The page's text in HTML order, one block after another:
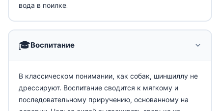
вода в поилке.
🎓Воспитание
В классическом понимании, как собак, шиншиллу не
дрессируют. Воспитание сводится к мягкому и
последовательному приручению, основанному на